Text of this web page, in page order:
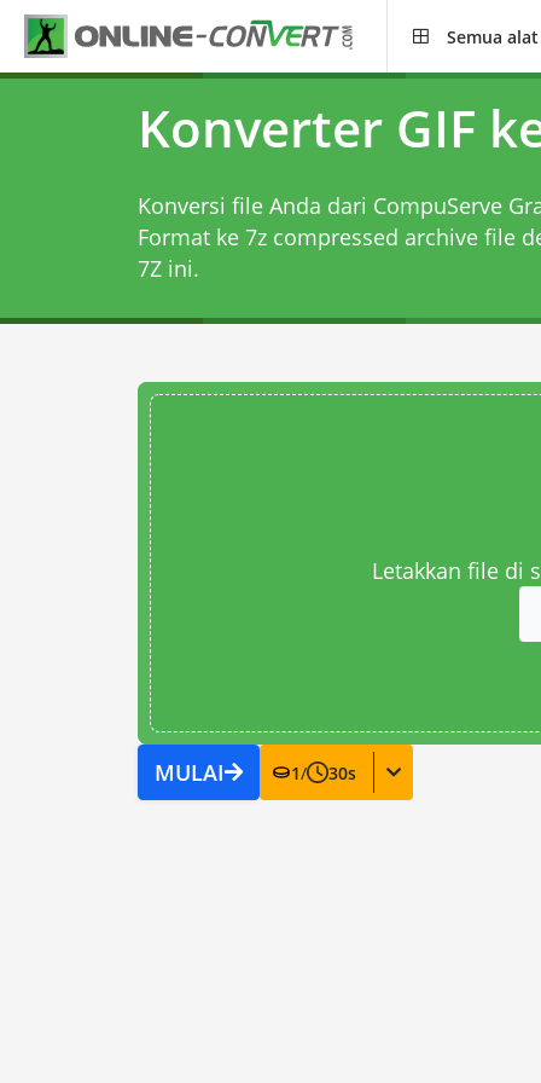
Semua alat
Konverter GIF
Konversi file Anda dari CompuServe
Format ke 7z compressed archive file
7Zini.
Letakkan file di
MULAI 1/ 30s